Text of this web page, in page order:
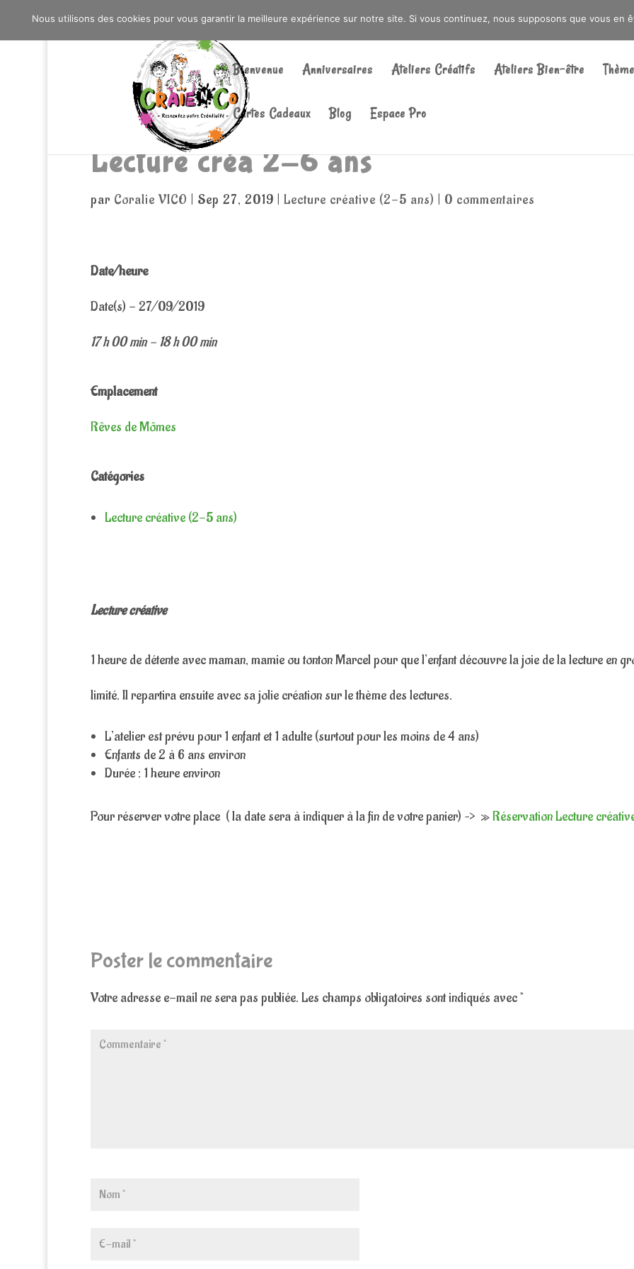
0603176412 - RDV CHEZ SO WATT À SAINT ANDRÉ OU DANS LA MÉTROPOLE LILLOISE CRAIENCO@GMAIL.COM
Bienvenue Anniversaires Ateliers Créatifs Ateliers Bien-être
Cartes Cadeaux Blog Espace Pro
Recherche
produits
Lecture créa 2-6 ans
par Coralie VICO | Sep 27, 2019 | Lecture créative (2-5 ans) | 0 commentaires
Date/heure
Date(s) - 27/09/2019
17 h 00 min - 18 h 00 min
Emplacement
Rêves de Mômes
Catégories
Lecture créative (2-5 ans)
Lecture créative
1 heure de détente avec maman, mamie ou tonton Marcel pour que l’enfant découvre la joie de la lecture en
limité. Il repartira ensuite avec sa jolie création sur le thème des lectures.
L’atelier est prévu pour 1 enfant et 1 adulte (surtout pour les moins de 4 ans)
Enfants de 2 à 6 ans environ
Durée : 1 heure environ
Pour réserver votre place ( la date sera à indiquer à la fin de votre panier) –> »Réservation Lecture
Poster le commentaire
Votre adresse e-mail ne sera pas publiée. Les champs obligatoires sont indiqués avec*
Nous utilisons des cookies pour vous garantir la meilleure expérience sur notre site. Si vous continuez, nous supposons que vous en